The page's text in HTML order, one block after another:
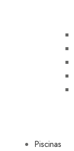
Piscinas